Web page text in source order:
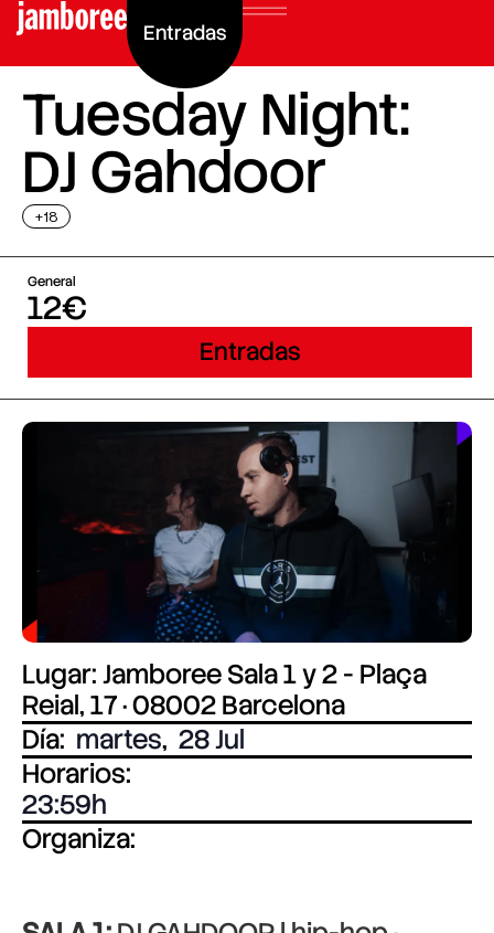
Entradas
Tuesday Night:
DJ Gahdoor
+18
General
12€
Entradas
Lugar: Jamboree Sala 1 y 2 - Plaça
Reial, 17 · 08002 Barcelona
Día: martes, 28 Jul
Horarios:
23:59
Organiza: